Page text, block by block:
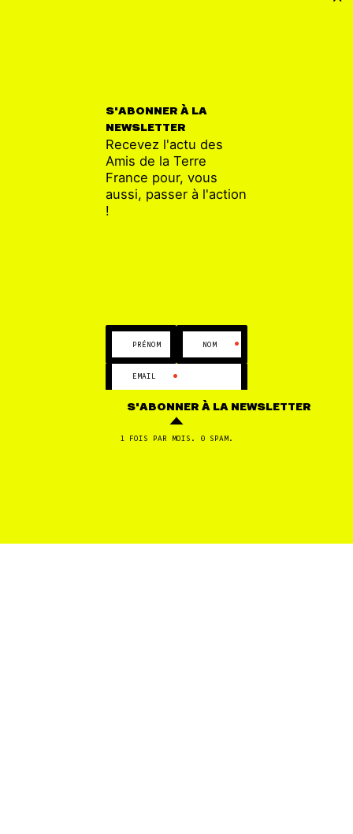
26 MAI
UE-Mercosur : L’accord au cou
S'ABONNER À LA
NEWSLETTER
Recevez l'actu des
Amis de la Terre
France pour, vous
aussi, passer à l'action
!
PRÉNOM NOM •
EMAIL •
1 FOIS PAR MOIS. 0 SPAM.
S'ABONNER À LA NEWSLETTER